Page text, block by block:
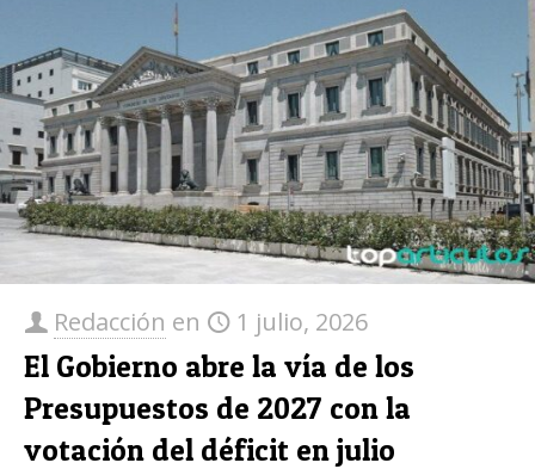
Redacción en 1 julio, 2026
El Gobierno abre la vía de los
Presupuestos de 2027 con la
votación del déficit en julio